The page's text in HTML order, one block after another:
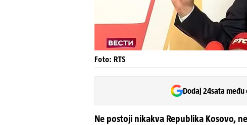
Foto: RTS
Dodaj 24sata
Ne postoji nikakva Republika Kosovo,